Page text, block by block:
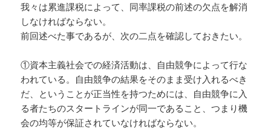
我々は累進課税によって、同率課税の前述の欠点を解消
しなければならない。
前回述べた事であるが、次の二点を確認しておきたい。
①資本主義社会での経済活動は、自由競争によって行な
われている。自由競争の結果をそのまま受け入れるべき
だ、ということが正当性を持つためには、自由競争に入
る者たちのスタートラインが同一であること、つまり機
会の均等が保証されていなければならない。